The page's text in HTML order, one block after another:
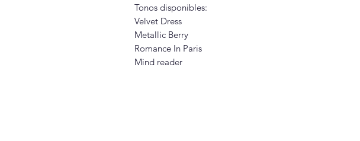
Tonos disponibles:
Velvet Dress
Metallic Berry
Romance In Paris
Mind reader